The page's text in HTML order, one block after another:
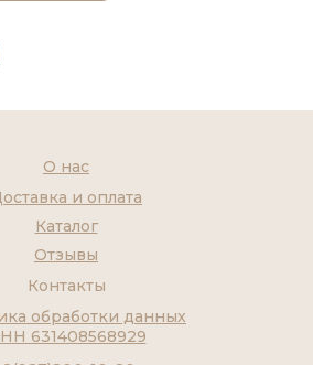
Контакты
Каталог
О нас
и оплата
Отзывы
обработки данных
631408568929